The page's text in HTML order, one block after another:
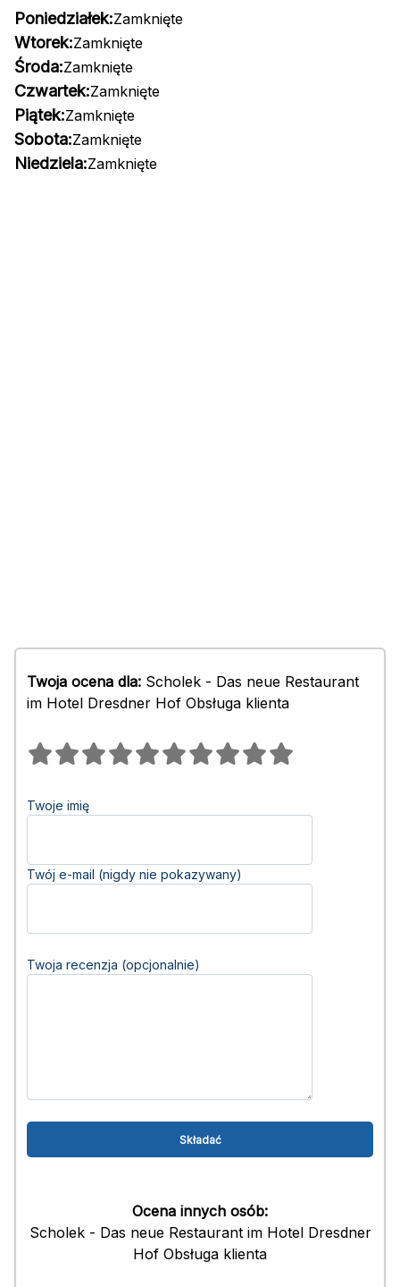
Poniedziałek:Zamknięte
Wtorek:Zamknięte
Środa:Zamknięte
Czwartek:Zamknięte
Piątek:Zamknięte
Sobota:Zamknięte
Niedziela:Zamknięte
Twoja ocena dla: Scholek - Das neue Restaurant
im Hotel Dresdner Hof Obsługa klienta
Twoje imię
Twój e-mail (nigdy nie pokazywany)
Twoja recenzja (opcjonalnie)
Ocena innych osób:
Scholek - Das neue Restaurant im Hotel Dresdner
Hof Obsługa klienta